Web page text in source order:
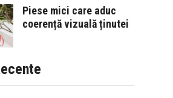
Piese mici care aduc
coerență vizuală ținutei